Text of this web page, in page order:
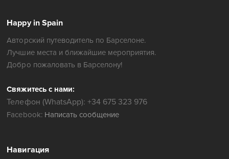
Happy in Spain
Авторский путеводитель по Барселоне.
Лучшие места и ближайшие мероприятия.
Добро пожаловать в Барселону!
Свяжитесь с нами:
Телефон (WhatsApp): +34 675 323 976
Facebook: Написать сообщение
Навигация